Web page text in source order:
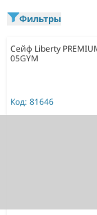
Фильтры
Сейф Liberty
05GYM
Код: 81646